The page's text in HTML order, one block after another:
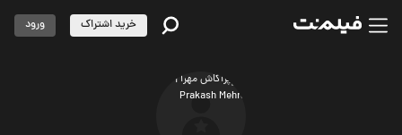
خرید اشتراک ورود